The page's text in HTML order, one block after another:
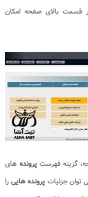
قسمت بالای صفحه امکان
گزینه فهرست پروندههای
توان جزئیات پرونده هاییرا